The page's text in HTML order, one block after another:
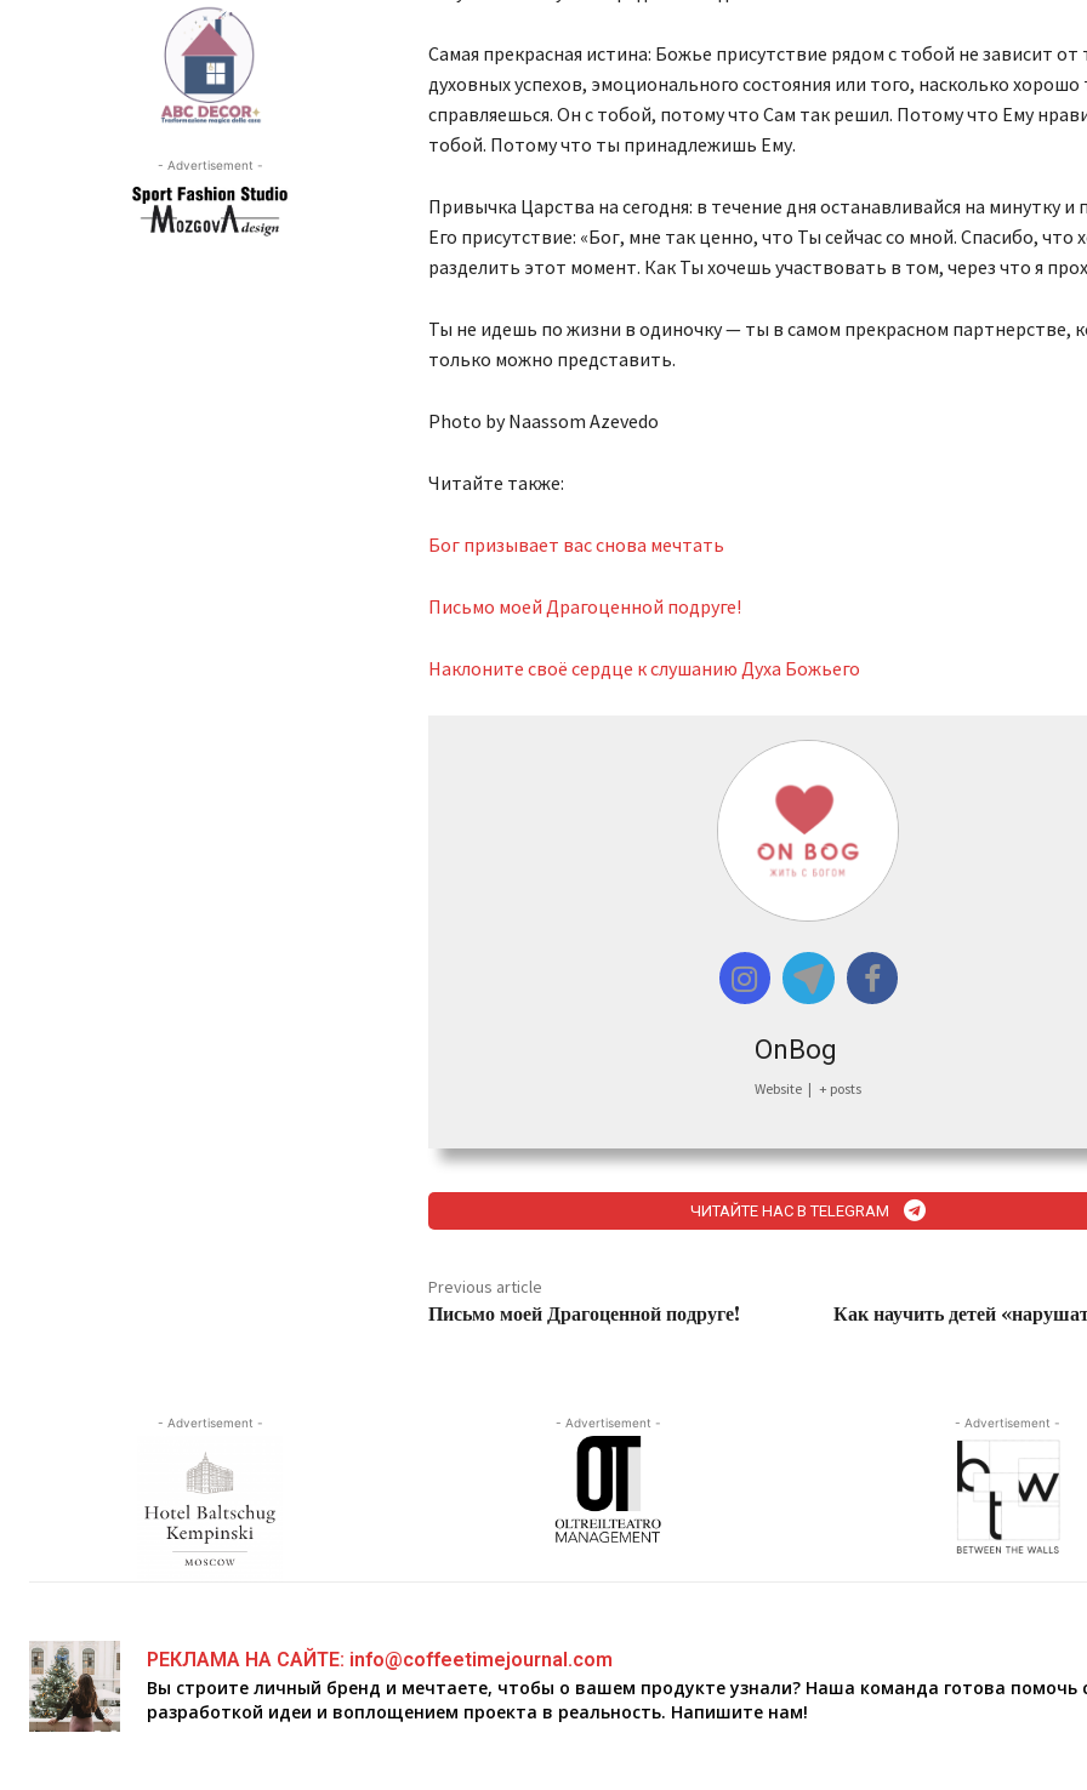
- Advertisement -
Самая прекрасная истина: Божье присутствие рядом с тобой не зависит от
духовных успехов, эмоционального состояния или того, насколько хорошо
справляешься. Он с тобой, потому что Сам так решил. Потому что Ему
тобой. Потому что ты принадлежишь Ему.
Привычка Царства на сегодня: в течение дня останавливайся на минутку и
Его присутствие: «Бог, мне так ценно, что Ты сейчас со мной. Спасибо, что
разделить этот момент. Как Ты хочешь участвовать в том, через что я
Ты не идешь по жизни в одиночку — ты в самом прекрасном партнерстве,
только можно представить.
Photo by Naassom Azevedo
Читайте также:
Бог призывает вас снова мечтать
Письмо моей Драгоценной подруге!
Наклоните своё сердце к слушанию Духа Божьего
OnBog
Website | + posts
ЧИТАЙТЕ НАС В TELEGRAM
Previous article
Письмо моей Драгоценной подруге!
Как научить детей
- Advertisement - - Advertisement - - Advertisement -
РЕКЛАМА НА САЙТЕ: info@coffeetimejournal.com
Вы строите личный бренд и мечтаете, чтобы о вашем продукте узнали? Наша команда готова помочь
разработкой идеи и воплощением проекта в реальность. Напишите нам!